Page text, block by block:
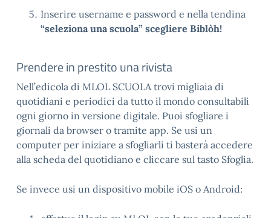
Inserire username e password e nella tendina
“seleziona una scuola” scegliere Biblòh!
Prendere in prestito una rivista
Nell’edicola di MLOL SCUOLA trovi migliaia di
quotidiani e periodici da tutto il mondo consultabili
ogni giorno in versione digitale. Puoi sfogliare i
giornali da browser o tramite app. Se usi un
computer per iniziare a sfogliarli ti basterà accedere
alla scheda del quotidiano e cliccare sul tasto Sfoglia.
Se invece usi un dispositivo mobile iOS o Android: